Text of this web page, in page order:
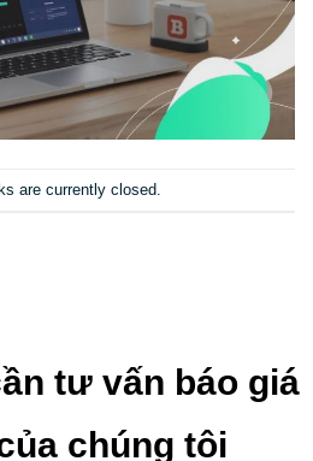
are currently closed.
tư vấn báo giá
chúng tôi